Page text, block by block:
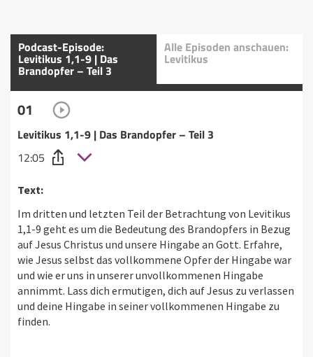
Podcast-Episode:
Levitikus 1,1-9 | Das
Brandopfer – Teil 3
Alle Episoden anschauen:
Levitikus
01
Levitikus 1,1-9 | Das Brandopfer – Teil 3
12:05
Text:
Im dritten und letzten Teil der Betrachtung von Levitikus
1,1-9 geht es um die Bedeutung des Brandopfers in Bezug
auf Jesus Christus und unsere Hingabe an Gott. Erfahre,
wie Jesus selbst das vollkommene Opfer der Hingabe war
und wie er uns in unserer unvollkommenen Hingabe
annimmt. Lass dich ermutigen, dich auf Jesus zu verlassen
und deine Hingabe in seiner vollkommenen Hingabe zu
finden.